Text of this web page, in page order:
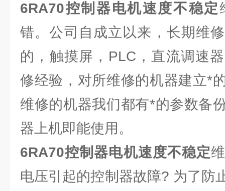
6RA70控制器电机速度不稳定
错。公司自成立以来，长期维
的，触摸屏，PLC，直流调速
修经验，对所维修的机器建立*
维修的机器我们都有*的参数备
器上机即能使用。
6RA70控制器电机速度不稳定
电压引起的控制器故障? 为了防